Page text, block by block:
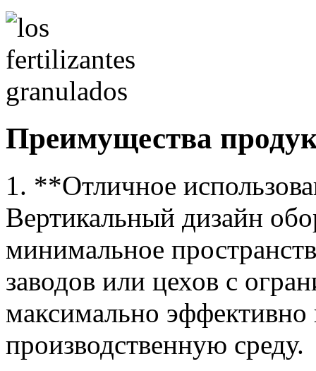
Преимущества
1. **Отличное
Вертикальный дизайн
минимальное
заводов или цехов с
максимально эффективно
производственную среду.